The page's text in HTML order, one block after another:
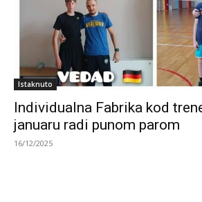
Istaknuto
Individualna Fabrika kod
januaru radi punom parom
16/12/2025